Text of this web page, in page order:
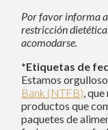
Por favor informa
restricción
acomodarse.
*Etiquetas de
Estamos
Bank (NTFB),
productos que
paquetes de